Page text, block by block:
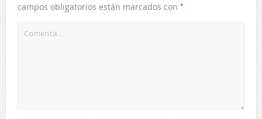
campos obligatorios están marcados con *